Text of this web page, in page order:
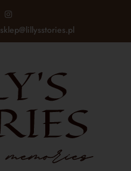
sklep@lillysstories.pl